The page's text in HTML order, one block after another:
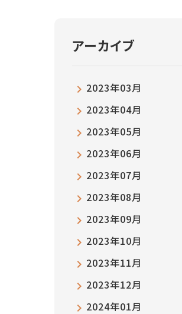
アーカイブ
2023年03月
2023年04月
2023年05月
2023年06月
2023年07月
2023年08月
2023年09月
2023年10月
2023年11月
2023年12月
2024年01月